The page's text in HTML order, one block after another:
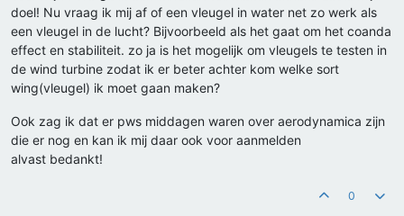
doel! Nu vraag ik mij af of een vleugel in water net zo werk als
een vleugel in de lucht? Bijvoorbeeld als het gaat om het coanda
effect en stabiliteit. zo ja is het mogelijk om vleugels te testen in
de wind turbine zodat ik er beter achter kom welke sort
wing(vleugel) ik moet gaan maken?
Ook zag ik dat er pws middagen waren over aerodynamica zijn
die er nog en kan ik mij daar ook voor aanmelden
alvast bedankt!
0